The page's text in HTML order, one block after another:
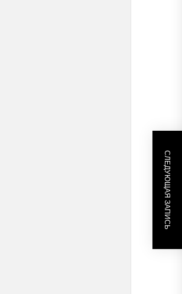
СЛЕДУЮЩАЯ ЗАПИСЬ